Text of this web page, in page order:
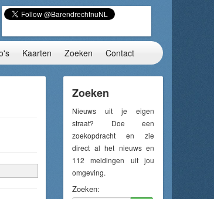
Kaarten Zoeken Contact
Zoeken
Nieuws uit je eigen
straat? Doe een
zoekopdracht en zie
direct al het nieuws en
112 meldingen uit jou
omgeving.
Zoeken: